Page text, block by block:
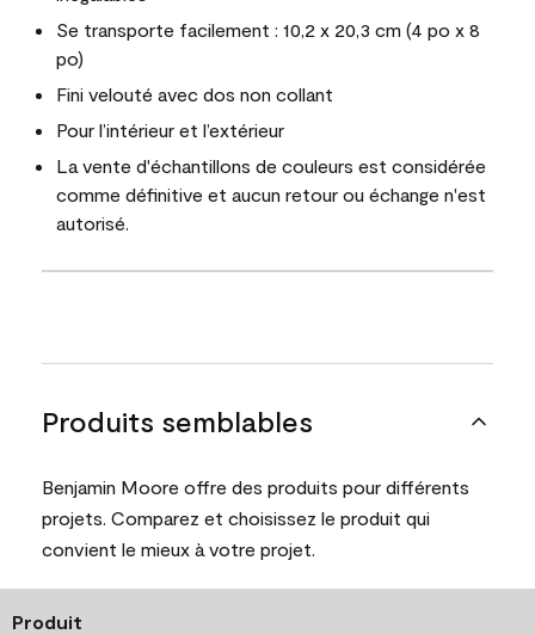
Se transporte facilement : 10,2 x 20,3 cm (4 po x 8
po)
Fini velouté avec dos non collant
Pour l’intérieur et l’extérieur
La vente d'échantillons de couleurs est considérée
comme définitive et aucun retour ou échange n'est
autorisé.
Produits semblables
Benjamin Moore offre des produits pour différents
projets. Comparez et choisissez le produit qui
convient le mieux à votre projet.
Produit